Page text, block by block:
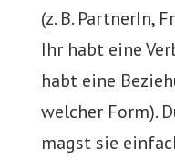
(z. B. PartnerIn,
Ihr habt eine
habt eine
welcher Form).
magst sie